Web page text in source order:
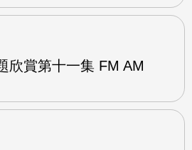
欣賞第十一集 FM AM